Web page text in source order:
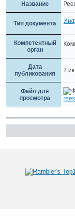
Название
Тип документа
Компетентный
орган
Дата
публикования
2
Файл для
просмотра